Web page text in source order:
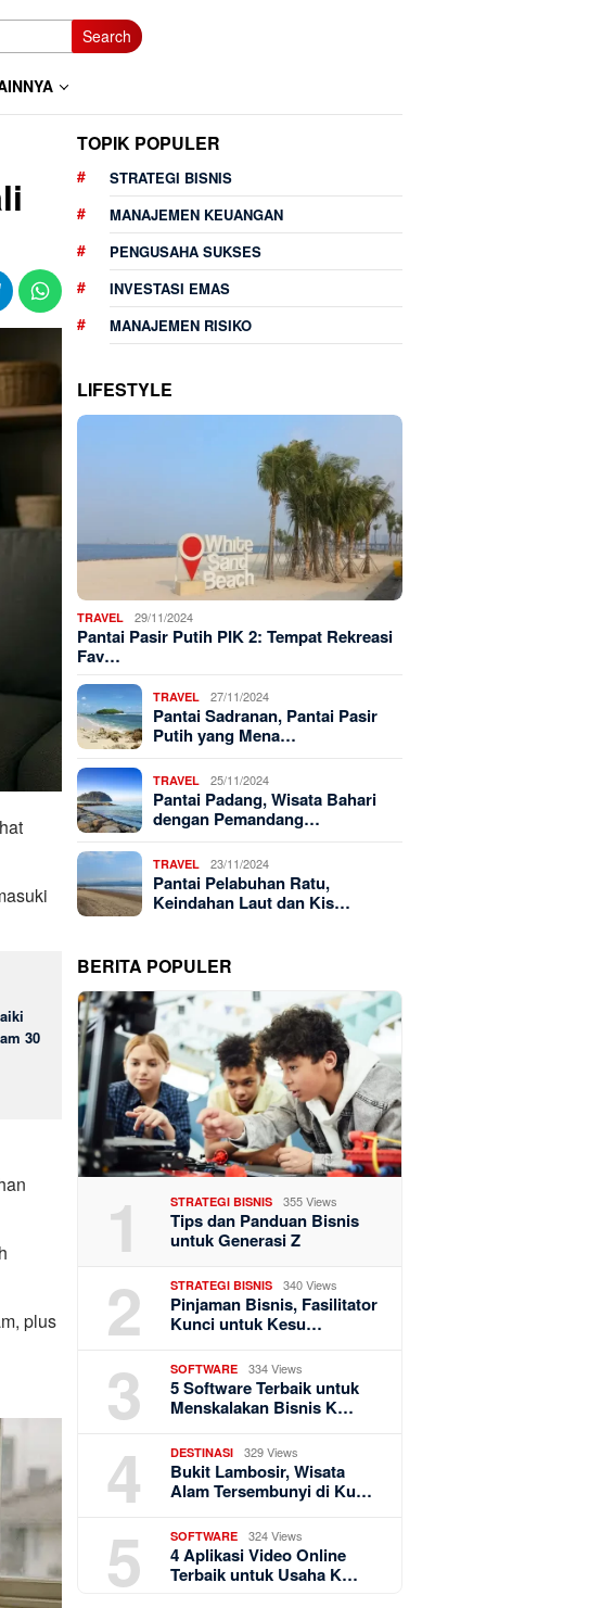
Search
30
plus
TOPIK POPULER
STRATEGI BISNIS
MANAJEMEN KEUANGAN
PENGUSAHA SUKSES
INVESTASI EMAS
MANAJEMEN RISIKO
LIFESTYLE
TRAVEL 29/11/2024
Pantai Pasir Putih PIK 2: Tempat Rekreasi
Fav…
TRAVEL 27/11/2024
Pantai Sadranan, Pantai Pasir
Putih yang Mena…
TRAVEL 25/11/2024
Pantai Padang, Wisata Bahari
dengan Pemandang…
TRAVEL 23/11/2024
Pantai Pelabuhan Ratu,
Keindahan Laut dan Kis…
BERITA POPULER
1 STRATEGI BISNIS 355 Views
Tips dan Panduan Bisnis
untuk Generasi Z
2 STRATEGI BISNIS 340 Views
Pinjaman Bisnis, Fasilitator
Kunci untuk Kesu…
3 SOFTWARE 334 Views
5 Software Terbaik untuk
Menskalakan Bisnis K…
4 DESTINASI 329 Views
Bukit Lambosir, Wisata
Alam Tersembunyi di Ku…
5 SOFTWARE 324 Views
4 Aplikasi Video Online
Terbaik untuk Usaha K…